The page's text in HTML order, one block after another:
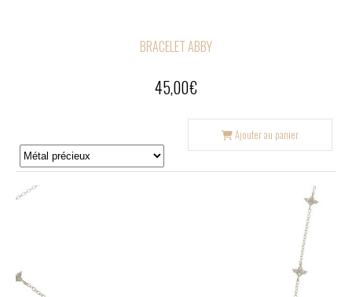
BRACELET ABBY
45,00€
Ajouter au panier